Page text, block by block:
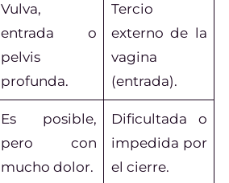
Vulva,
entrada o
pelvis
profunda.
Tercio
externo de la
vagina
(entrada).
Es posible,
pero con
mucho dolor.
Dificultada o
impedida por
el cierre.